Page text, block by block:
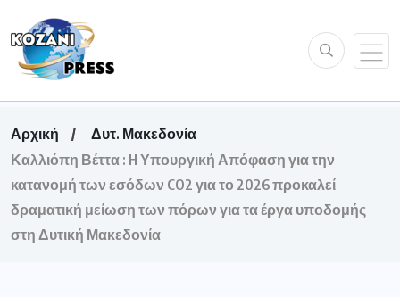
Αρχική
Δυτ. Μακεδονία
Καλλιόπη Βέττα : H Υπουργική Απόφαση για την
κατανομή των εσόδων CO2 για το 2026 προκαλεί
δραματική μείωση των πόρων για τα έργα υποδομής
στη Δυτική Μακεδονία